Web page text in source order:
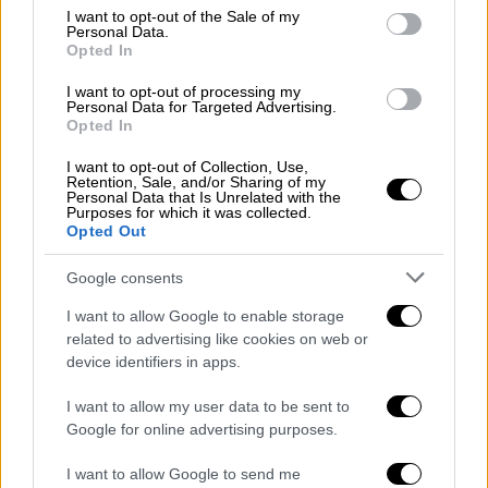
consent section.
I want to opt-out of the Sale of my
Personal Data.
Opted In
I want to opt-out of processing my
Personal Data for Targeted Advertising.
Opted In
I want to opt-out of Collection, Use,
Retention, Sale, and/or Sharing of my
Personal Data that Is Unrelated with the
Purposes for which it was collected.
Opted Out
Google consents
I want to allow Google to enable storage
related to advertising like cookies on web or
device identifiers in apps.
I want to allow my user data to be sent to
Google for online advertising purposes.
I want to allow Google to send me
Ελλάδα|01.07.2026 18:51
Καλεντερίδης: Η Ελλάδα πρέπει να
προετοιμαστεί απέναντι στα drones και
τη στρατηγική της "Γαλάζιας Πατρίδας"
Αναλυτές τονίζουν ότι η αντιμετώπιση της
τουρκικής στρατηγικής δεν μπορεί να
εξοπλισμών